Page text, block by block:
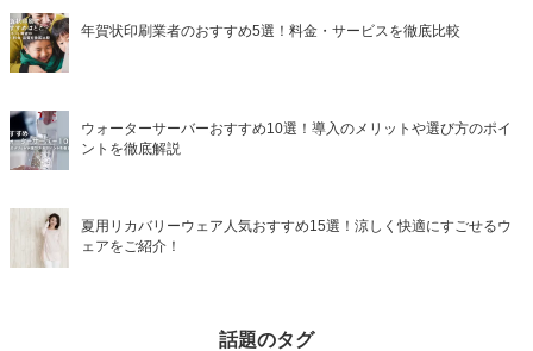
年賀状印刷業者のおすすめ5選！料金・サービスを徹底比較
ウォーターサーバーおすすめ10選！導入のメリットや選び方のポイ
ントを徹底解説
夏用リカバリーウェア人気おすすめ15選！涼しく快適にすごせるウ
ェアをご紹介！
話題のタグ